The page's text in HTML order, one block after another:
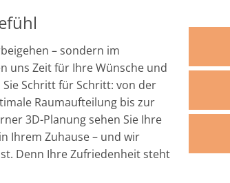
– sondern im
uns Zeit für Ihre Wünsche und
Schritt für Schritt: von der
Raumaufteilung bis zur
3D-Planung sehen Sie Ihre
Ihrem Zuhause – und wir
Denn Ihre Zufriedenheit steht